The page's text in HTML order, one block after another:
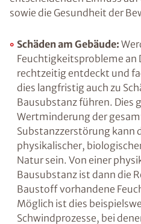
Zu viel Feuchtigkeit an
entscheidenden Einfluss auf
Gebäudes sowie die
Schäden am Gebäude:
Feuchtigkeitsprobleme an
Wänden nicht rechtzeitig
fachgerecht behoben,
auch zu Schädigungen der
führen. Dies geht nicht
Wertminderung der
einher. Die
entweder rein